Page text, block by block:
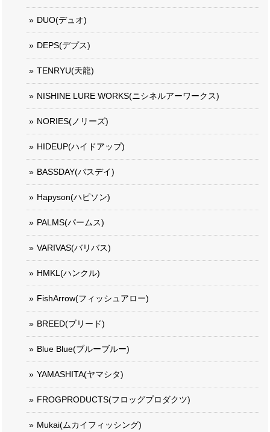
DUO(デュオ)
DEPS(デプス)
TENRYU(天龍)
NISHINE LURE WORKS(ニシネルアーワークス)
NORIES(ノリーズ)
HIDEUP(ハイドアップ)
BASSDAY(バスデイ)
Hapyson(ハピソン)
PALMS(パームス)
VARIVAS(バリバス)
HMKL(ハンクル)
FishArrow(フィッシュアロー)
BREED(ブリード)
Blue Blue(ブルーブルー)
YAMASHITA(ヤマシタ)
FROGPRODUCTS(フロッグプロダクツ)
Mukai(ムカイフィッシング)